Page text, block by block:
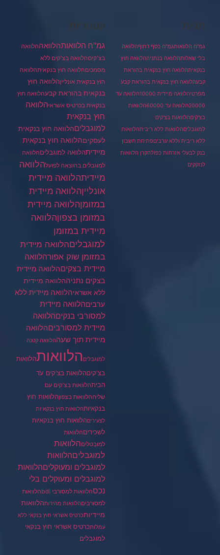
תגיות
גמ"ח הלוואותגמ"ח כסף דחוףהלוואה
בלי שאלותהלוואה בנתניההלוואה חוץ
בנקאיתהלוואה חוץ בנקאית בהוראת
קבעהלוואה חוץ בנקאית בהוראת קבע
מפרטיהלוואה מיידית 10000
הלוואה עד
20000הלוואה עד 60000
הלוואות
בצ'קיםהלוואות בצ'קים
למוגבליםהלוואות ללא ריביתהלוואות
ללא ריבית וללא ערביםפתיחת חשבון
בנק לבעלי אזרחות כפולהקרן הלוואות
לנזקקים
קטגוריות
גמ"ח הלוואותהלוואההלוואה
בצ'קיםהלוואה בצ'קים ללא
מסמכיםהלוואה חוץ בנקאיתהלוואה
חוץ בנקאית אונלייןהלוואה חוץ
בנקאית בהוראת קבעהלוואה חוץ
בנקאית בכרטיס אשראיהלוואה
חוץ בנקאית
למוגבליםהלוואה חוץ בנקאית
לעסקיםהלוואה חוץ בנקאית
מיידיתהלוואה למוגבליםהלוואה
למוגבלים בהוצאה לפועלהלוואה
מיידיתהלוואה מיידית
אונלייןהלוואה מיידית
במזומןהלוואה מיידית
במזומן בצפוןהלוואה
מיידית במזומן
למוגבליםהלוואה מיידית
במזומן שוק אפורהלוואה
מיידית בצקיםהלוואה מיידית
בצקים נתניההלוואה מיידית
ללא אשראיהלוואה מיידית ללא
ערביםהלוואה מיידית
למסורבי בנקיםהלוואה
מיידית למסורביםהלוואה
מיידית תוך שעההלוואה קטנה
למוגבלים הלוואותהלוואות
בצ'קיםהלוואות בצ'קים עד
הביתהלוואות בצ'קים עם
שליחהלוואות בצפוןהלוואות חוץ
בנקאיותהלוואות חוץ בנקאיות
לצעיריםהלוואות חוץ בנקאיות
לשכיריםהלוואות
למובטליםהלוואות
למוגבליםהלוואות
למוגבלים ומעוקליםהלוואות
למוגבלים ומעוקלים בלי
נכסהלוואות למסורבי bdi
הלוואות
למסורביםהלוואות מהירותהלוואות
מיידיותכרטיס אשראי חוץ בנקאי ללא
עמלותכרטיס אשראי חוץ בנקאי
למוגבלים